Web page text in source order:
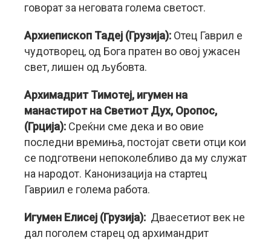
говорат за неговата голема светост.
Архиепископ Тадеј (Грузија): Отец Гаврил е
чудотворец, од Бога пратен во овој ужасен
свет, лишен од љубовта.
Архимадрит Тимотеј, игумен на
манастирот на Светиот Дух, Оропос,
(Грција): Среќни сме дека и во овие
последни времиња, постојат свети отци кои
се подготвени непоколебливо да му служат
на народот. Канонизација на стартец
Гавриил е голема работа.
Игумен Елисеј (Грузија): Дваесетиот век не
дал поголем старец од архимандрит